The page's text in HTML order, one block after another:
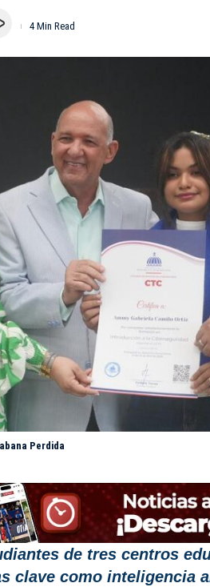
4 Min Read
Perdida
de tres centros
clave como inteligencia